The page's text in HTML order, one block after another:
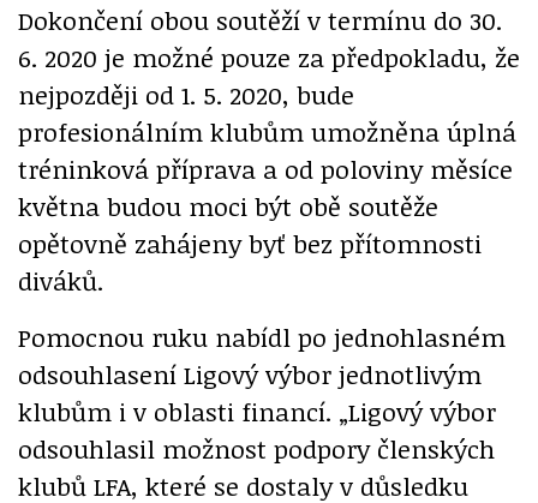
Dokončení obou soutěží v termínu do 30.
6. 2020 je možné pouze za předpokladu, že
nejpozději od 1. 5. 2020, bude
profesionálním klubům umožněna úplná
tréninková příprava a od poloviny měsíce
května budou moci být obě soutěže
opětovně zahájeny byť bez přítomnosti
diváků.
Pomocnou ruku nabídl po jednohlasném
odsouhlasení Ligový výbor jednotlivým
klubům i v oblasti financí. „Ligový výbor
odsouhlasil možnost podpory členských
klubů LFA, které se dostaly v důsledku